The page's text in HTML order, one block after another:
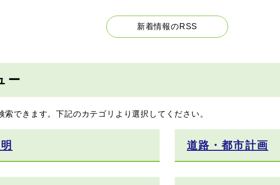
新着情報のRSS
ー
索できます。下記のカテゴリより選択してください。
道路・都市計画